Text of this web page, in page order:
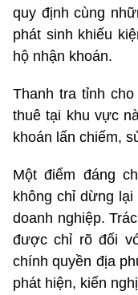
quy định cùng
phát sinh khiếu
hộ nhận khoán.
Thanh tra tỉnh
thuê tại khu vực
khoán lấn chiếm,
Một điểm đáng
không chỉ dừng
doanh nghiệp.
được chỉ rõ đối
chính quyền địa
phát hiện, kiến